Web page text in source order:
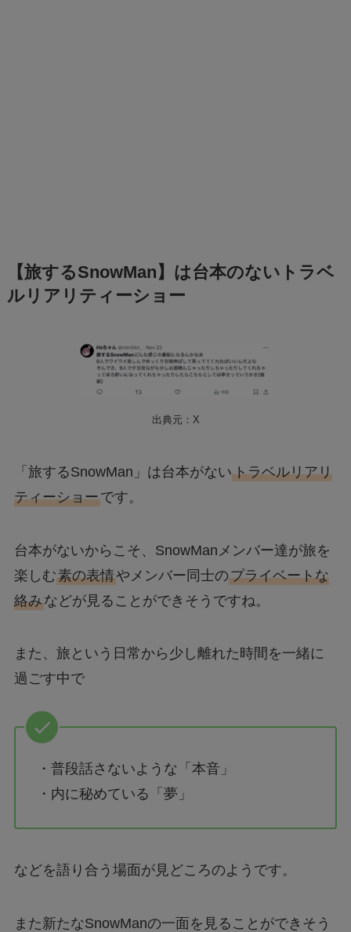
【旅するSnowMan】は台本のないトラベ
ルリアリティーショー
出典元：X
「旅するSnowMan」は台本がないトラベルリアリ
ティーショーです。
台本がないからこそ、SnowManメンバー達が旅を
楽しむ素の表情やメンバー同士のプライベートな
絡みなどが見ることができそうですね。
また、旅という日常から少し離れた時間を一緒に
過ごす中で
・普段話さないような「本音」
・内に秘めている「夢」
などを語り合う場面が見どころのようです。
また新たなSnowManの一面を見ることができそう